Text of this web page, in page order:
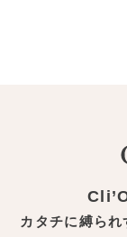
カタチに縛られ